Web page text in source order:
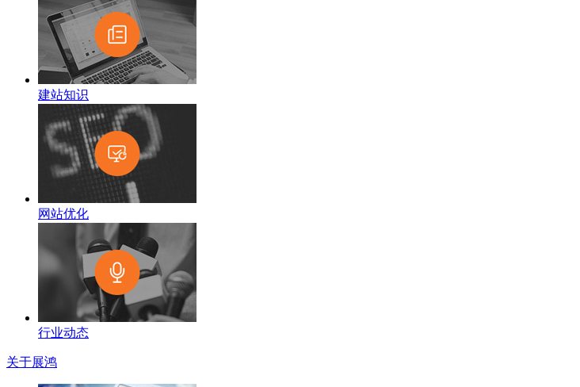
建站知识
网站优化
行业动态
关于展鸿